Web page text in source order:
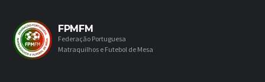
FPMFM
Federação Portuguesa
Matraquilhos e Futebol de Mesa